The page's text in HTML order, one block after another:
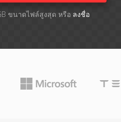
ขนาดไฟล์สูงสุด หรือ ลงชื่อ